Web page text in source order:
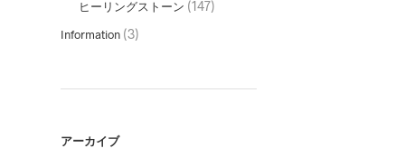
ヒーリングストーン (147)
Information(3)
アーカイブ